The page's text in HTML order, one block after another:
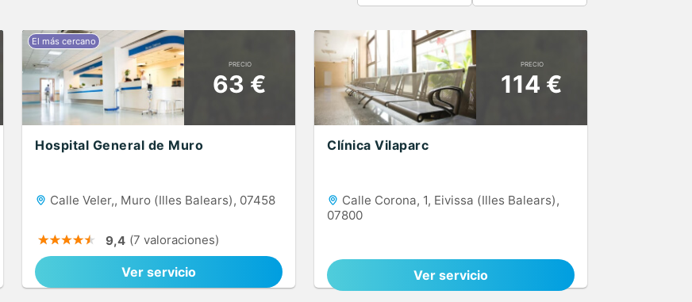
PRECIO
63 €
Hospital General de Muro
Calle Veler,, Muro (Illes Balears), 07458
9,4 (7 valoraciones)
Ver servicio
PRECIO
114 €
Clínica Vilaparc
Calle Corona, 1, Eivissa (Illes Balears),
07800
Ver servicio